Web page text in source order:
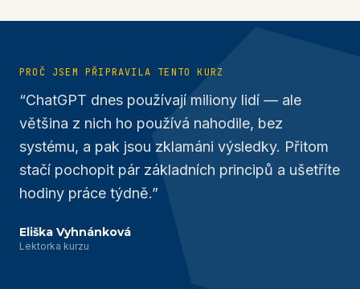
PROČ JSEM PŘIPRAVILA TENTO KURZ
“ChatGPT dnes používají miliony lidí — ale
většina z nich ho používá nahodile, bez
systému, a pak jsou zklamáni výsledky. Přitom
stačí pochopit pár základních principů a ušetříte
hodiny práce týdně.”
Eliška Vyhnánková
Lektorka kurzu